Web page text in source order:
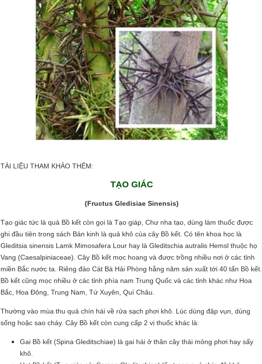
TÀI LIỆU THAM KHẢO THÊM:
TẠO GIÁC
(Fructus Gledisiae Sinensis)
Tạo giác tức là quả Bồ kết còn gọi là Tạo giáp, Chư nha tạo, dùng làm thuốc được
ghi đầu tiên trong sách Bản kinh là quả khô của cây Bồ kết. Có tên khoa học là
Gleditsia sinensis Lamk Mimosafera Lour hay là Gleditschia autralis Hemsl thuộc họ
Vang (Caesalpiniaceae). Cây Bồ kết mọc hoang và được trồng nhiều nơi ở các tỉnh
miền Bắc nước ta. Riêng đảo Cát Bà Hải Phòng hằng năm sản xuất tới 40 tấn Bồ kết.
Bồ kết cũng mọc nhiều ở các tỉnh phía nam Trung Quốc và các tỉnh khác như Hoa
Bắc, Hoa Đông, Trung Nam, Tứ Xuyên, Quí Châu.
Thường vào mùa thu quả chín hái về rửa sạch phơi khô. Lúc dùng đập vụn, dùng
sống hoặc sao cháy. Cây Bồ kết còn cung cấp 2 vị thuốc khác là:
Gai Bồ kết (Spina Gleditschiae) là gai hái ở thân cây thái mỏng phơi hay sấy
khô.